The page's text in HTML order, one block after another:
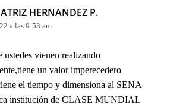
HERNANDEZ P.
a las 9:53 am
ustedes vienen realizando
un valor imperecedero
el tiempo y dimensiona al SENA
institución de CLASE MUNDIAL